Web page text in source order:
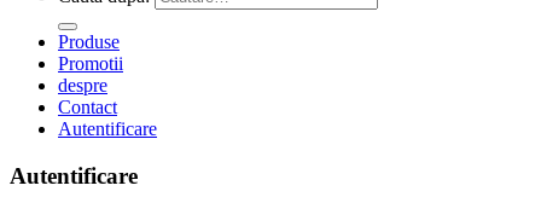
Produse
Promotii
despre
Contact
Autentificare
Autentificare